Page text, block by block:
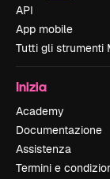
API
App mobile
Tutti gli strumenti
Inizia
Academy
Documentazione
Assistenza
Termini e